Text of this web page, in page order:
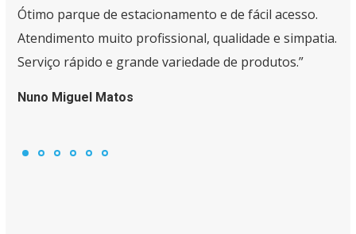
Ótimo parque de estacionamento e de fácil acesso.
Atendimento muito profissional, qualidade e simpatia.
Serviço rápido e grande variedade de produtos.”
Nuno Miguel Matos